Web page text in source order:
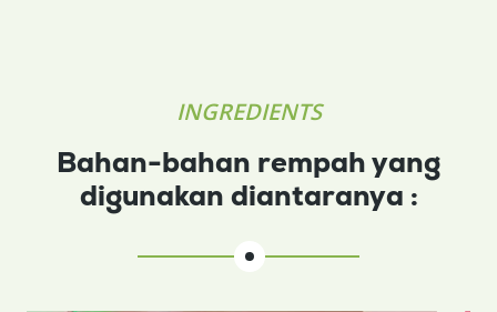
INGREDIENTS
Bahan-bahan rempah yang
digunakan diantaranya :